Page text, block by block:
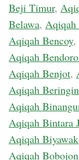
Beji Timur,
Belawa, Aqiqah
Aqiqah Bencoy,
Aqiqah
Aqiqah Benjot,
Aqiqah Beringin
Aqiqah
Aqiqah Bintara
Aqiqah Biyawak
Aqiqah